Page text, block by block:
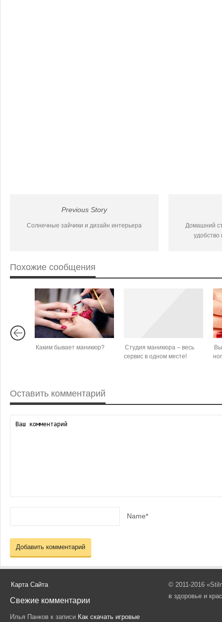
Previous Story
Солнечные зайчики и дизайн интерьера
Домашний
Похожие сообщения
Каким бывает маникюр?
Студия маникюра – весь
сервис в одном месте!
Оставить комментарий
Name*
Карта Сайта
Свежие комментарии
Илья Панков к записи Как скачать игровые
© 2011-2016
в здоровье и